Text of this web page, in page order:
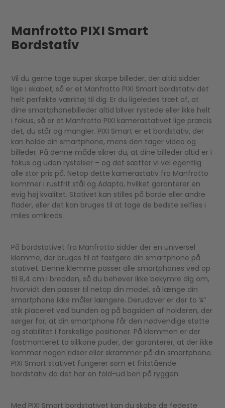
Manfrotto PIXI Smart
Bordstativ
Vil du gerne tage super skarpe billeder, der altid sidder
lige i skabet, så er et Manfrotto PIXI Smart bordstativ det
helt perfekte værktøj til dig. Er du ligeledes træt af, at
dine smartphonebilleder altid bliver rystede eller ikke helt
i fokus, så er et Manfrotto PIXI kamerastativet lige præcis
det, du står og mangler. PIXI Smart er et bordstativ, der
kan holde din smartphone, mens den tager video og
billeder. På denne måde sikrer du, at dine billeder altid er i
fokus og uden rystelser – og det sætter vi vel egentlig
alle stor pris på. Netop dette kamerastativ fra Manfrotto
kommer i rustfrit stål og Adapto, hvilket garanterer en
evig høj kvalitet. Stativet kan stilles på borde eller andre
flader, eller det kan bruges til at tage de bedste selfies i
miles omkreds.
På bordstativet fra Manfrotto sidder der en universel
klemme, der bruges til at fastgøre din smartphone på
stativet. Denne klemme passer alle smartphones ved op
til 8,4 cm i bredden, så du behøver ikke bekymre dig om,
hvorvidt den passer til netop din model, så længe din
smartphone ikke måler længere. Derudover er der to ¼”
stik placeret ved bunden og på bagsiden af holderen, der
sørger for, at din smartphone får den nødvendige støtte
og stabilitet i forskellige positioner. På klemmen er der
fastmonteret to silikone puder, der garanterer, at der ikke
kommer nogen ridser eller skrammer på din smartphone.
PIXI Smart stativet fungerer som et fritstående
bordstativ da det har en fold-ud ben på ryggen.
Med PIXI Smart bordstativet kan du skabe de fedeste